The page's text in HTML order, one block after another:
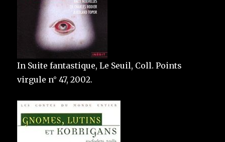
In Suite fantastique, Le Seuil, Coll. Points
virgule n° 47, 2002.